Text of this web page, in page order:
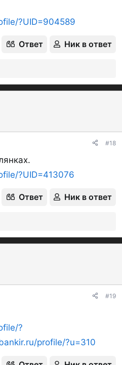
?UID=904589
Ответ Ник в ответ
#18
?UID=413076
Ответ Ник в ответ
#19
?
profile/?u=310